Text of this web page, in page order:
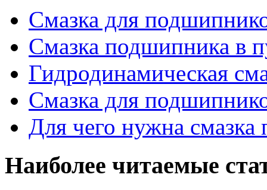
Смазка для
Смазка подшипника в
Гидродинамическая
Смазка для
Для чего нужна
Наиболее читаемые